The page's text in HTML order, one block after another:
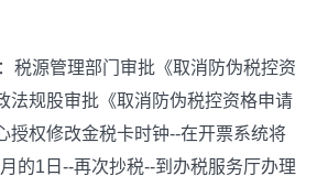
源管理部门审批《取消防伪税控资
法规股审批《取消防伪税控资格申请
授权修改金税卡时钟--在开票系统将
的1日--再次抄税--到办税服务厅办理